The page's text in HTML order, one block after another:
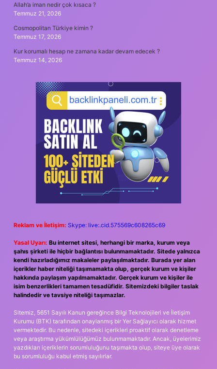
Allah’a iman nedir çok kısaca ?
Temmuz 21, 2026
Cosmopolitan Türkiye kimin ?
Temmuz 17, 2026
Kur korumalı hesap ne zamana kadar devam edecek ?
Temmuz 14, 2026
Reklam ve İletişim: Skype: live:.cid.575569c608265c69
Yasal Uyarı: Bu internet sitesi, herhangi bir marka, kurum veya
şahıs şirketi ile hiçbir bağlantısı bulunmamaktadır. Sitede yalnızca
kendi hazırladığımız makaleler paylaşılmaktadır. Burada yer alan
içerikler haber niteliği taşımamakta olup, gerçek kurum ve kişiler
hakkında paylaşım yapılmamaktadır. Gerçek kurum ve kişiler ile
isim benzerlikleri tamamen tesadüfidir. Sitemizdeki bilgiler taslak
halindedir ve tavsiye niteliği taşımazlar.
Sitemiz, 5651 Sayılı Kanun gereğince Bilgi Teknolojileri ve İletişim
Kurumu (BTK) tarafından onaylanmış bir Yer Sağlayıcı olarak hizmet
vermektedir. Bu nedenle, sitedeki içerikleri proaktif olarak denetleme
veya araştırma yükümlülüğümüz bulunmamaktadır. Ancak, üyelerimiz
yazdıkları içeriklerin sorumluluğunu taşımakta olup, siteye üye olarak
bu sorumluluğu kabul etmiş sayılırlar.